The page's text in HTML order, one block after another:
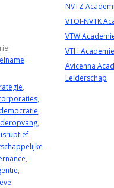
,
,
,
,
,
,
NVTZ
VTOI-NVTK
VTW
VTH Academie
Avicenna
Leiderschap